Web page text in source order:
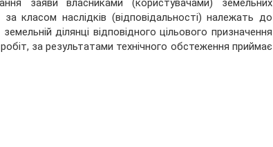
заяви власниками (користувачами) земельних
класом наслідків (відповідальності) належать до
ділянці відповідного цільового призначення
за результатами технічного обстеження приймає